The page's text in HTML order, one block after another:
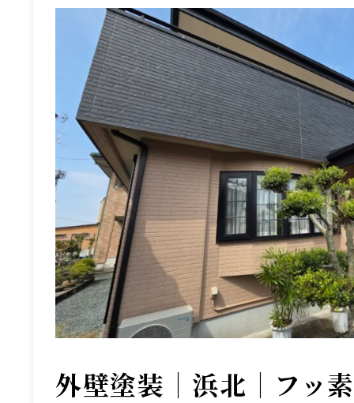
外壁塗装｜浜北｜フッ